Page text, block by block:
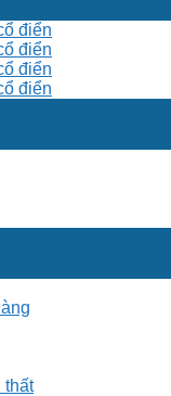
điển
điển
điển
điển
thất